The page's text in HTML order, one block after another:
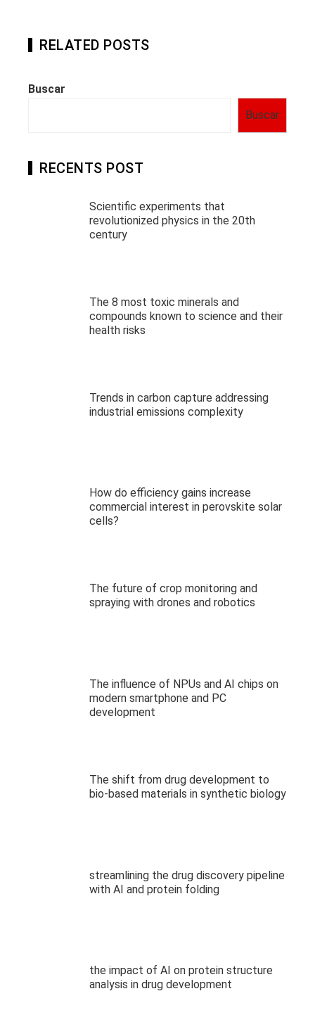
RELATED POSTS
Buscar
Buscar
RECENTS POST
Scientific experiments that
revolutionized physics in the 20th
century
The 8 most toxic minerals and
compounds known to science and their
health risks
Trends in carbon capture addressing
industrial emissions complexity
How do efficiency gains increase
commercial interest in perovskite solar
cells?
The future of crop monitoring and
spraying with drones and robotics
The influence of NPUs and AI chips on
modern smartphone and PC
development
The shift from drug development to
bio-based materials in synthetic biology
streamlining the drug discovery pipeline
with AI and protein folding
the impact of AI on protein structure
analysis in drug development